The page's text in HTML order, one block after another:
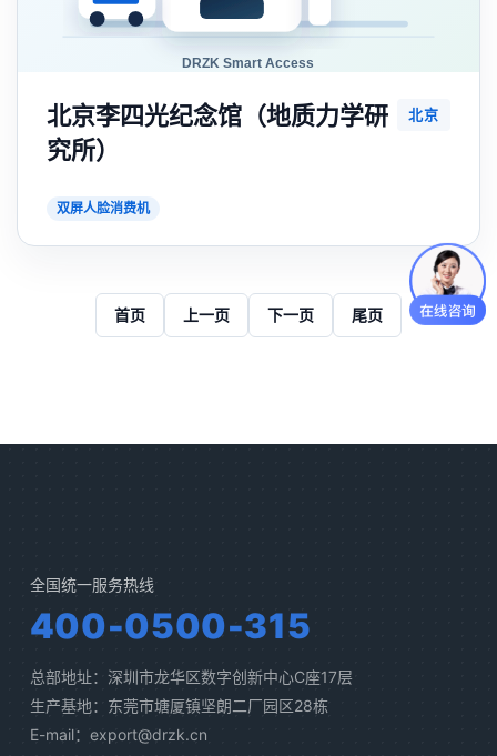
北京李四光纪念馆（地质力学研
究所）
北京
双屏人脸消费机
首页 上一页 下一页 尾页
全国统一服务热线
400-0500-315
总部地址：深圳市龙华区数字创新中心C座17层
生产基地：东莞市塘厦镇坚朗二厂园区28栋
E-mail：export@drzk.cn